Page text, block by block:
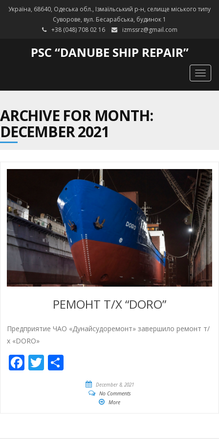
Україна, 68640, Одеська обл., Ізмаїльський р-н, селище міського типу
Суворове, вул. Бесарабська, будинок 1
+38 (048) 708 02 16
izmssrz@gmail.com
PSC “DANUBE SHIP REPAIR”
ARCHIVE FOR MONTH:
DECEMBER 2021
РЕМОНТ Т/Х “DORO”
Предприятие ЧАО «Дунайсудоремонт» завершило ремонт т/
х «DORO»
Facebook
Twitter
December 8, 2021
No Comments
More